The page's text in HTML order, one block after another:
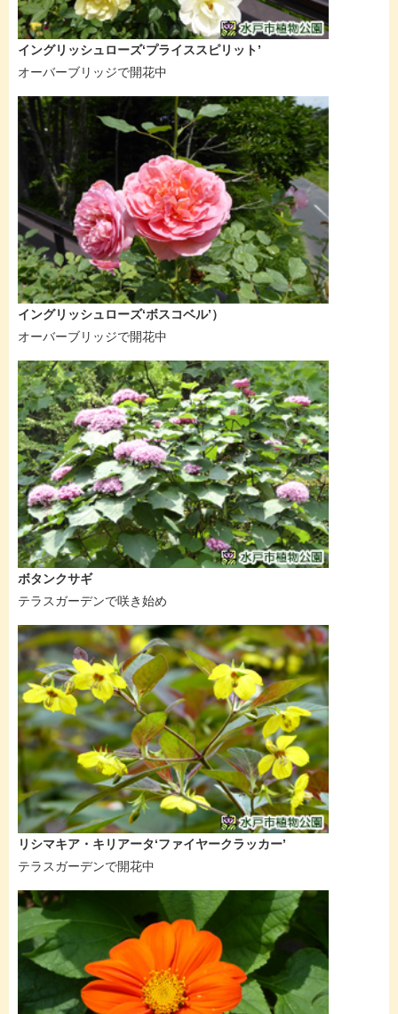
イングリッシュローズ‘プライススピリット’
オーバーブリッジで開花中
イングリッシュローズ‘ボスコベル’）
オーバーブリッジで開花中
ボタンクサギ
テラスガーデンで咲き始め
リシマキア・キリアータ‘ファイヤークラッカー’
テラスガーデンで開花中